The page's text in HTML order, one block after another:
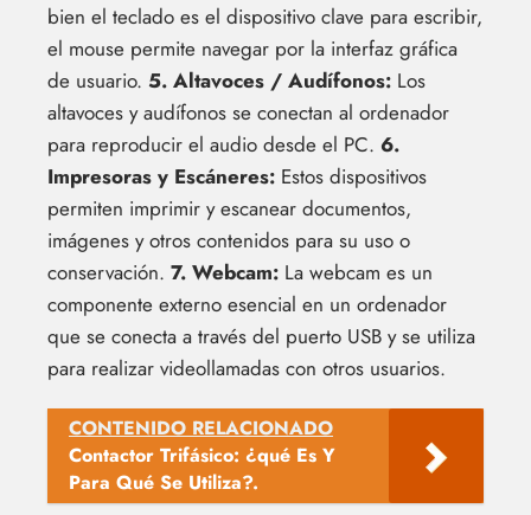
bien el teclado es el dispositivo clave para escribir,
el mouse permite navegar por la interfaz gráfica
de usuario. 5. Altavoces / Audífonos: Los
altavoces y audífonos se conectan al ordenador
para reproducir el audio desde el PC. 6.
Impresoras y Escáneres: Estos dispositivos
permiten imprimir y escanear documentos,
imágenes y otros contenidos para su uso o
conservación. 7. Webcam: La webcam es un
componente externo esencial en un ordenador
que se conecta a través del puerto USB y se utiliza
para realizar videollamadas con otros usuarios.
CONTENIDO RELACIONADO
Contactor Trifásico: ¿qué Es Y
Para Qué Se Utiliza?.